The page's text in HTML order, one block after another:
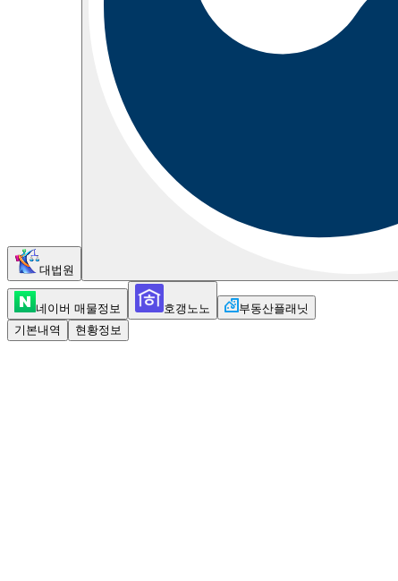
대법원
네이버 매물정보 호갱노노
부동산플래닛
기본내역
현황정보